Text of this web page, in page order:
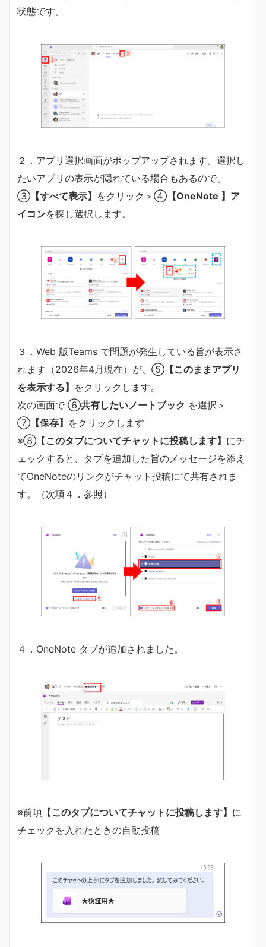
状態です。
２．アプリ選択画面がポップアップされます。選択し
たいアプリの表示が隠れている場合もあるので、
③ 【すべて表示】 をクリック＞④ 【OneNote 】ア
イコンを探し選択します。
３．Web 版Teams で問題が発生している旨が表示さ
れます（2026年4月現在）が、⑤ 【このままアプリ
を表示する】 をクリックします。
次の画面で ⑥共有したいノートブック を選択＞
⑦ 【保存】 をクリックします
※⑧【 このタブについてチャットに投稿します】 にチ
ェックすると、タブを追加した旨のメッセージを添え
てOneNoteのリンクがチャット投稿にて共有されま
す。（次項４．参照）
４．OneNote タブが追加されました。
※前項【 このタブについてチャットに投稿します】 に
チェックを入れたときの自動投稿